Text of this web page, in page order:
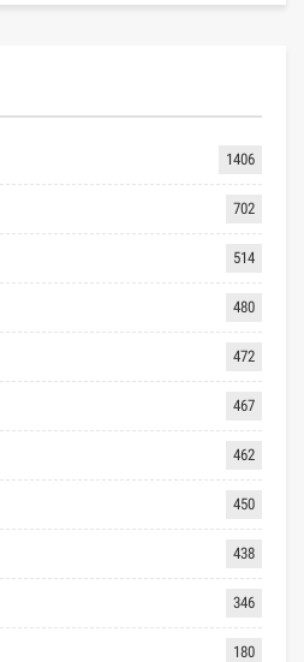
1406
702
514
480
472
467
462
450
438
346
180